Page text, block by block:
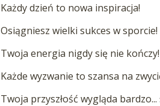
Każdy dzień to nowa inspiracja!
Osiągniesz wielki sukces w sporcie!
Twoja energia nigdy się nie kończy!
Każde wyzwanie to szansa na
Twoja przyszłość wygląda bardzo...